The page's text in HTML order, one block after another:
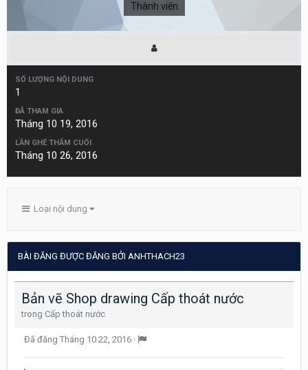
Thành viên
SỐ LƯỢNG NỘI DUNG
1
ĐÃ THAM GIA
Tháng 10 19, 2016
LẦN GHÉ THĂM CUỐI
Tháng 10 26, 2016
Loại nội dung
BÀI ĐĂNG ĐƯỢC ĐĂNG BỞI ANHTHACH23
Bản vẽ Shop drawing Cấp thoát nước
trong Cấp thoát nước
Đã đăng Tháng 10 22, 2016 ·